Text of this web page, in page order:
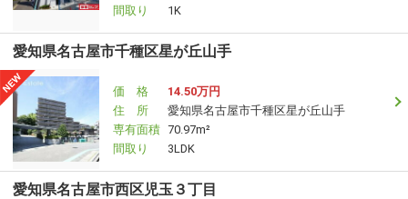
間取り
1K
愛知県名古屋市千種区星が丘山手
価 格
14.50万円
住 所
愛知県名古屋市千種区星が丘山手
専有面積 70.97m²
間取り
3LDK
愛知県名古屋市西区児玉３丁目